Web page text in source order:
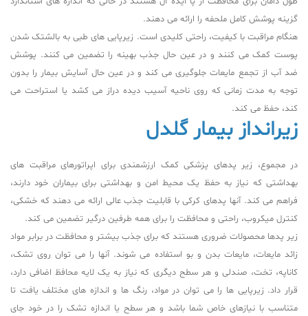
گزینه پوشش کامل ملحفه را ارائه می دهند.
هنگام مراقبت با کیفیت، راحتی کلیدی است. زیرپایی های طبی به بالشتک شدن
پوست کمک می کنند و در عین حال جذب بهینه را تضمین می کنند. پوشش
ضد آب از تجمع مایعات جلوگیری می کند و در عین حال آسایش بیمار را بدون
توجه به مدت زمانی که روی ناحیه آسیب دیده دراز می کشد یا استراحت می
کند، حفظ می کند.
زیرانداز بیمار گلدل
در مجموع، زیر پدهای پزشکی کمک ارزشمندی برای اپراتورهای مراقبت های
بهداشتی که نیاز به حفظ یک محیط امن و بهداشتی برای بیماران خود دارند،
فراهم می کند. آنها پدهای کرکی با قابلیت جذب عالی ارائه می دهند که خشکی،
کنترل میکروب، راحتی و محافظت را برای همه طرفین درگیر تضمین می کند.
زیر پدها محصولات ضروری هستند که برای جذب بیشتر و محافظت در برابر مواد
زائد مایعات، مایعات بدن و بو استفاده می شوند. آنها را می توان روی تشک،
کاناپه، تخت، صندلی و هر سطح دیگری که نیاز به یک لایه محافظ اضافی دارد،
قرار داد. زیرپایی ها را می توان در مواد، رنگ ها و اندازه های مختلف یافت تا
متناسب با نیازهای خاص شما باشد و هر سطح یا اندازه تشک را در خود جای